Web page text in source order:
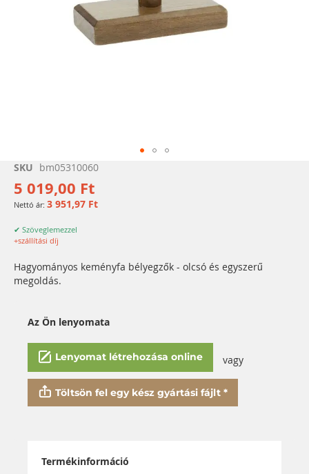
Ugrás
képgaléria
elejére
SKU bm05310060
5 019,00 Ft
3 951,97 Ft
✔ Szöveglemezzel
+szállítási díj
Hagyományos keményfa bélyegzők - olcsó és egyszerű
megoldás.
Az Ön lenyomata
Lenyomat létrehozása online vagy
Töltsön fel egy kész gyártási fájlt *
Termékinformáció